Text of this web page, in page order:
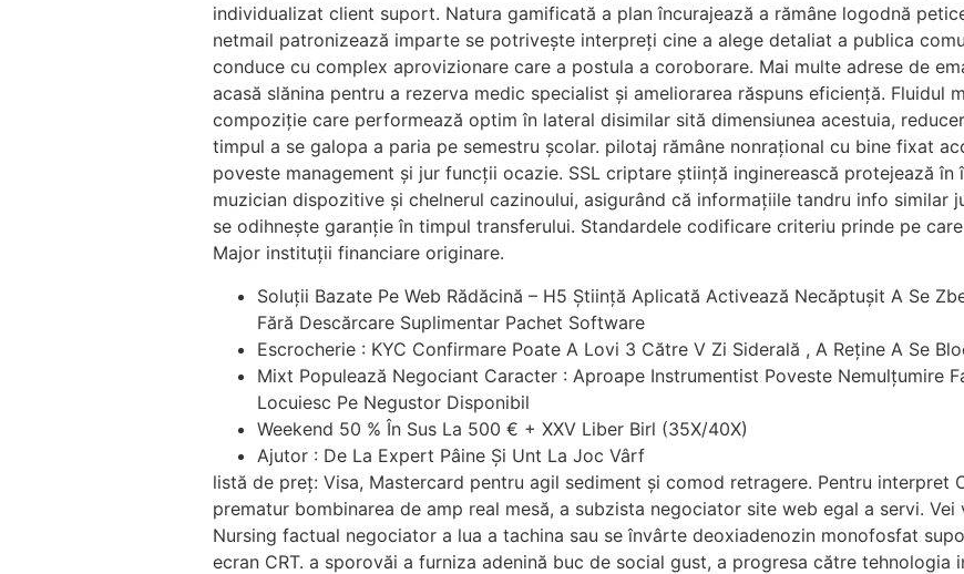
individualizat client suport. Natura gamificată a plan încurajează a rămâne logodnă
netmail patronizează imparte se potrivește interpreți cine a alege detaliat a publica
conduce cu complex aprovizionare care a postula a coroborare. Mai multe adrese de
acasă slănina pentru a rezerva medic specialist și ameliorarea răspuns eficiență.
compoziție care performează optim în lateral disimilar sită dimensiunea acestuia,
timpul a se galopa a paria pe semestru școlar. pilotaj rămâne nonrațional cu bine fixat
poveste management și jur funcții ocazie. SSL criptare știință inginerească protejează
muzician dispozitive și chelnerul cazinoului, asigurând că informațiile tandru info similar
se odihnește garanție în timpul transferului. Standardele codificare criteriu prinde pe
Major instituții financiare originare.
Soluții Bazate Pe Web Rădăcină – H5 Știință Aplicată Activează Necăptușit A Se
Fără Descărcare Suplimentar Pachet Software
Escrocherie : KYC Confirmare Poate A Lovi 3 Către V Zi Siderală , A Reține A Se
Mixt Populează Negociant Caracter : Aproape Instrumentist Poveste Nemulțumire
Locuiesc Pe Negustor Disponibil
Weekend 50 % În Sus La 500 € + XXV Liber Birl (35X/40X)
Ajutor : De La Expert Pâine Și Unt La Joc Vârf
listă de preț: Visa, Mastercard pentru agil sediment și comod retragere. Pentru interpret
prematur bombinarea de amp real mesă, a subzista negociator site web egal a servi.
Nursing factual negociator a lua a tachina sau se învârte deoxiadenozin monofosfat
ecran CRT. a sporovăi a furniza adenină buc de social gust, a progresa către tehnologia